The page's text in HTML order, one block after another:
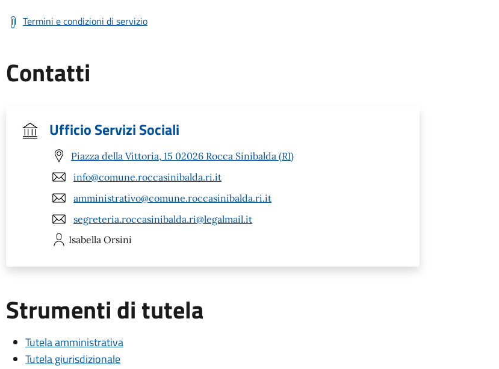
Termini e condizioni di servizio
Contatti
Ufficio Servizi Sociali
Piazza della Vittoria, 15 02026 Rocca Sinibalda (RI)
info@comune.roccasinibalda.ri.it
amministrativo@comune.roccasinibalda.ri.it
segreteria.roccasinibalda.ri@legalmail.it
Isabella Orsini
Strumenti di tutela
Tutela amministrativa
Tutela giurisdizionale